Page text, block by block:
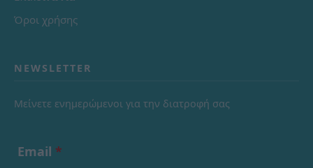
Όροι χρήσης
NEWSLETTER
Μείνετε ενημερώμενοι για την διατροφή σας
Email *